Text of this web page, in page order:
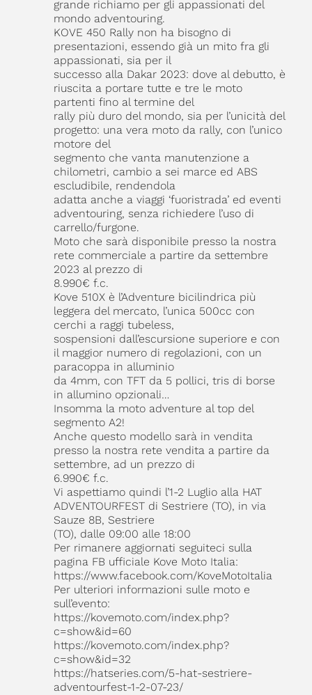
grande richiamo per gli appassionati del
mondo adventouring.
KOVE 450 Rally non ha bisogno di
presentazioni, essendo già un mito fra gli
appassionati, sia per il
successo alla Dakar 2023: dove al debutto, è
riuscita a portare tutte e tre le moto
partenti fino al termine del
rally più duro del mondo, sia per l’unicità del
progetto: una vera moto da rally, con l’unico
motore del
segmento che vanta manutenzione a
chilometri, cambio a sei marce ed ABS
escludibile, rendendola
adatta anche a viaggi ‘fuoristrada’ ed eventi
adventouring, senza richiedere l’uso di
carrello/furgone.
Moto che sarà disponibile presso la nostra
rete commerciale a partire da settembre
2023 al prezzo di
8.990€ f.c.
Kove 510X è l’Adventure bicilindrica più
leggera del mercato, l’unica 500cc con
cerchi a raggi tubeless,
sospensioni dall’escursione superiore e con
il maggior numero di regolazioni, con un
paracoppa in alluminio
da 4mm, con TFT da 5 pollici, tris di borse
in allumino opzionali…
Insomma la moto adventure al top del
segmento A2!
Anche questo modello sarà in vendita
presso la nostra rete vendita a partire da
settembre, ad un prezzo di
6.990€ f.c.
Vi aspettiamo quindi l’1-2 Luglio alla HAT
ADVENTOURFEST di Sestriere (TO), in via
Sauze 8B, Sestriere
(TO), dalle 09:00 alle 18:00
Per rimanere aggiornati seguiteci sulla
pagina FB ufficiale Kove Moto Italia:
https://www.facebook.com/KoveMotoItalia
Per ulteriori informazioni sulle moto e
sull’evento:
https://kovemoto.com/index.php?
c=show&id=60
https://kovemoto.com/index.php?
c=show&id=32
https://hatseries.com/5-hat-sestriere-
adventourfest-1-2-07-23/